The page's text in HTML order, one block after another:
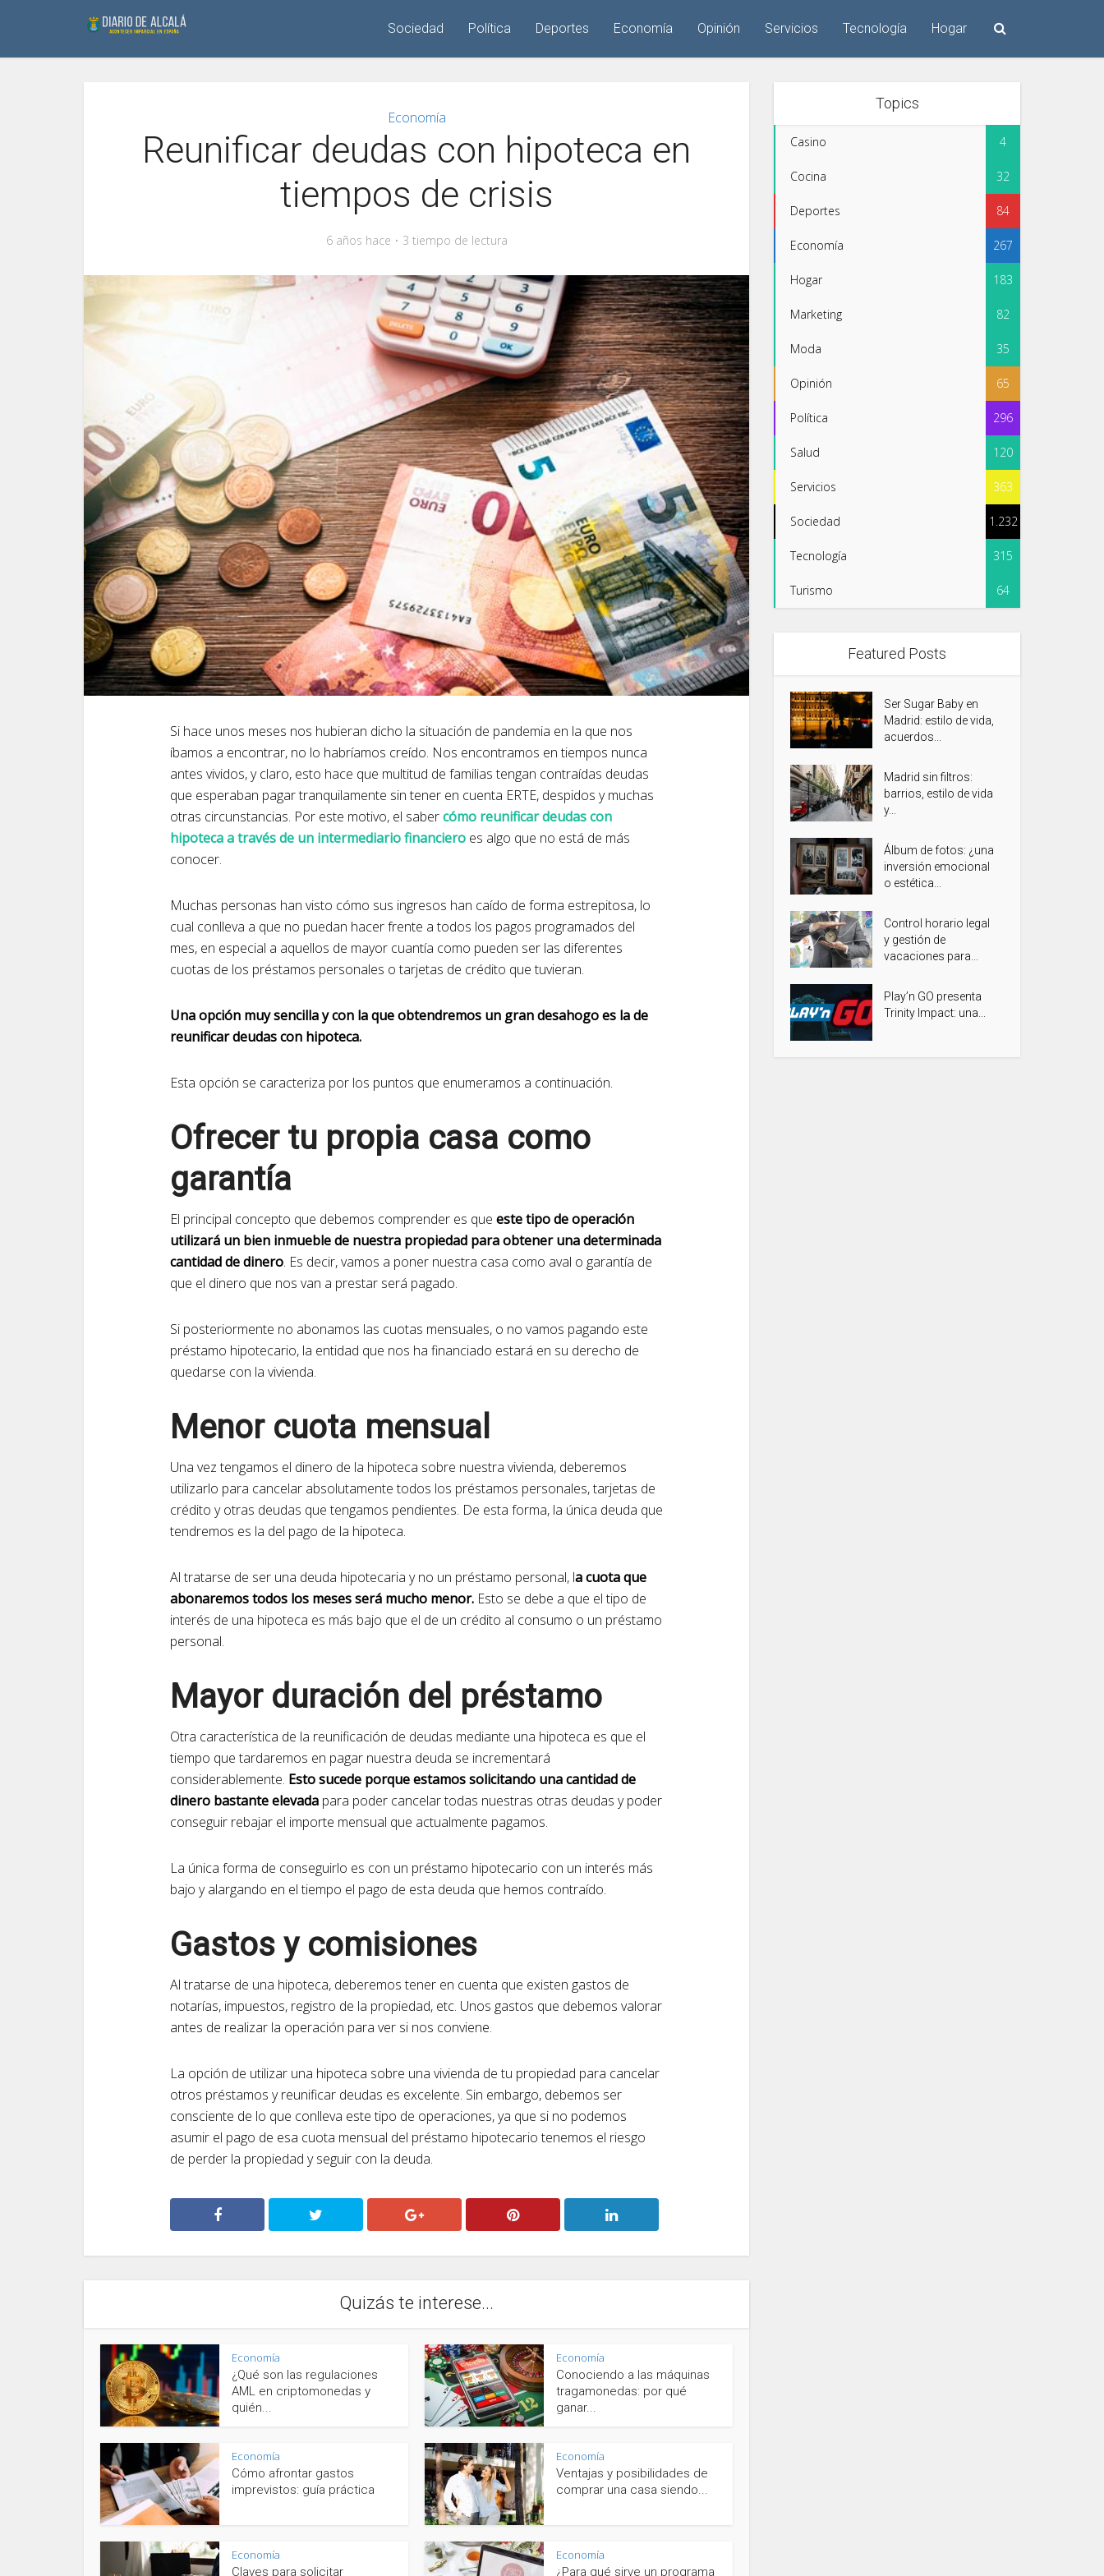
Sociedad Política Deportes Economía Opinión Servicios Tecnología Hogar
Economía
Reunificar deudas con hipoteca en
tiempos de crisis
6 años hace 3 tiempo de lectura
Si hace unos meses nos hubieran dicho la situación de pandemia en la que nos
íbamos a encontrar, no lo habríamos creído. Nos encontramos en tiempos nunca
antes vividos, y claro, esto hace que multitud de familias tengan contraídas deudas
que esperaban pagar tranquilamente sin tener en cuenta ERTE, despidos y muchas
otras circunstancias. Por este motivo, el sabercómo reunificar deudas con
hipoteca a través de un intermediario financiero es algo que no está de más
conocer.
Muchas personas han visto cómo sus ingresos han caído de forma estrepitosa, lo
cual conlleva a que no puedan hacer frente a todos los pagos programados del
mes, en especial a aquellos de mayor cuantía como pueden ser las diferentes
cuotas de los préstamos personales o tarjetas de crédito que tuvieran.
Una opción muy sencilla y con la que obtendremos un gran desahogo es la de
reunificar deudas con hipoteca.
Esta opción se caracteriza por los puntos que enumeramos a continuación.
Ofrecer tu propia casa como
garantía
El principal concepto que debemos comprender es que este tipo de operación
utilizará un bien inmueble de nuestra propiedad para obtener una determinada
cantidad de dinero. Es decir, vamos a poner nuestra casa como aval o garantía de
que el dinero que nos van a prestar será pagado.
Si posteriormente no abonamos las cuotas mensuales, o no vamos pagando este
préstamo hipotecario, la entidad que nos ha financiado estará en su derecho de
quedarse con la vivienda.
Menor cuota mensual
Una vez tengamos el dinero de la hipoteca sobre nuestra vivienda, deberemos
utilizarlo para cancelar absolutamente todos los préstamos personales, tarjetas de
crédito y otras deudas que tengamos pendientes. De esta forma, la única deuda que
tendremos es la del pago de la hipoteca.
Al tratarse de ser una deuda hipotecaria y no un préstamo personal, la cuota que
abonaremos todos los meses será mucho menor. Esto se debe a que el tipo de
interés de una hipoteca es más bajo que el de un crédito al consumo o un préstamo
personal.
Mayor duración del préstamo
Otra característica de la reunificación de deudas mediante una hipoteca es que el
tiempo que tardaremos en pagar nuestra deuda se incrementará
considerablemente. Esto sucede porque estamos solicitando una cantidad de
dinero bastante elevada para poder cancelar todas nuestras otras deudas y poder
conseguir rebajar el importe mensual que actualmente pagamos.
La única forma de conseguirlo es con un préstamo hipotecario con un interés más
bajo y alargando en el tiempo el pago de esta deuda que hemos contraído.
Gastos y comisiones
Al tratarse de una hipoteca, deberemos tener en cuenta que existen gastos de
notarías, impuestos, registro de la propiedad, etc. Unos gastos que debemos valorar
antes de realizar la operación para ver si nos conviene.
La opción de utilizar una hipoteca sobre una vivienda de tu propiedad para cancelar
otros préstamos y reunificar deudas es excelente. Sin embargo, debemos ser
consciente de lo que conlleva este tipo de operaciones, ya que si no podemos
asumir el pago de esa cuota mensual del préstamo hipotecario tenemos el riesgo
de perder la propiedad y seguir con la deuda.
Quizás te interese...
Economía
¿Qué son las regulaciones
AML en criptomonedas y
quién...
Economía
Conociendo a las máquinas
tragamonedas: por qué
ganar...
Economía
Cómo afrontar gastos
imprevistos: guía práctica
Economía
Ventajas y posibilidades de
comprar una casa siendo...
Economía
Claves para solicitar
Economía
¿Para qué sirve un programa
Topics
Casino 4
Cocina 32
Deportes 84
Economía 267
Hogar 183
Marketing 82
Moda 35
Opinión 65
Política 296
Salud 120
Servicios 363
Sociedad 1.232
Tecnología 315
Turismo 64
Featured Posts
Ser Sugar Baby en
Madrid: estilo de vida,
acuerdos...
Madrid sin filtros:
barrios, estilo de vida
y...
Álbum de fotos: ¿una
inversión emocional
o estética...
Control horario legal
y gestión de
vacaciones para...
Play’n GO presenta
Trinity Impact: una...